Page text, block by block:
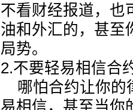
不看财经报道，也
油和外汇的，甚至
局势。
2.不要轻易相信合
哪怕合约让你的
易相信，甚至当你